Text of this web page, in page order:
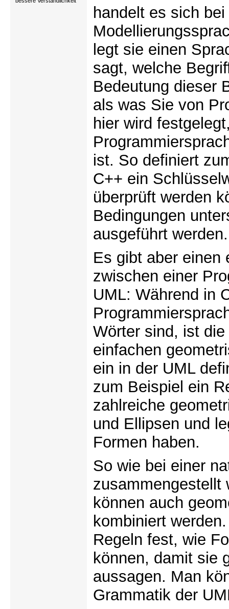
handelt es sich
legt sie einen
sagt, welche
Bedeutung dieser
als was Sie von
hier wird
ist. So definiert
C++ ein
überprüft werden
Bedingungen
ausgeführt werden.
Es gibt aber einen
zwischen einer
UML: Während in
Wörter sind, ist
einfachen
ein in der UML
zum Beispiel ein
zahlreiche
und Ellipsen und
Formen haben.
So wie bei einer
zusammengestellt
können auch
kombiniert
Regeln fest, wie
können, damit sie
aussagen. Man
Grammatik der